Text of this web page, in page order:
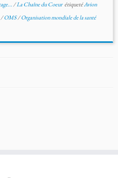
/La Chaîne du Coeur étiquetéAvion
/OMS/Organisation mondiale de la santé